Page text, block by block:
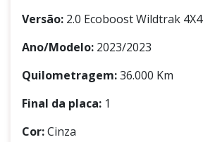
Versão: 2.0 Ecoboost Wildtrak 4X4
Ano/Modelo: 2023/2023
Quilometragem:36.000 Km
Final da placa: 1
Cor:Cinza